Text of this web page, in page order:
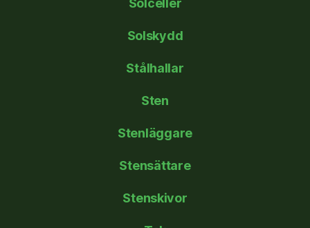
Solskydd
Stålhallar
Sten
Stenläggare
Stensättare
Stenskivor